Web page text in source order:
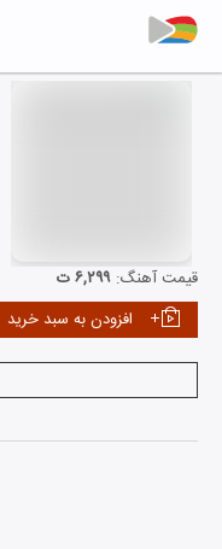
قیمت آهنگ: ۶,۲۹۹ ت
افزودن به سبد خرید